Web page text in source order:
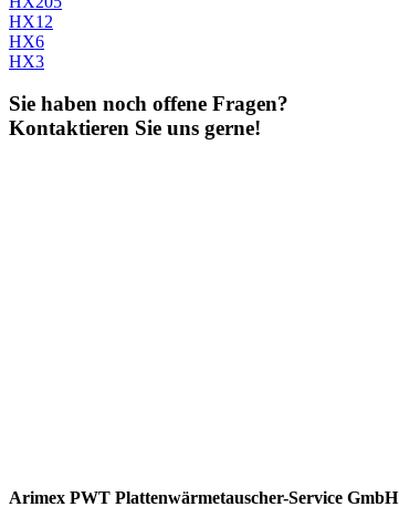
HX12
HX6
HX3
Sie haben noch offene Fragen?
Kontaktieren Sie uns gerne!
Arimex PWT Plattenwärmetauscher-Service GmbH